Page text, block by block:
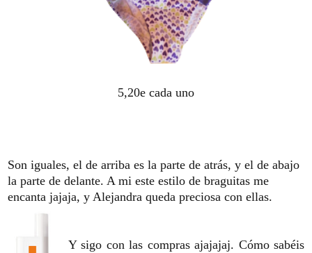
5,20e cada uno
Son iguales, el de arriba es la parte de atrás, y el de abajo
la parte de delante. A mi este estilo de braguitas me
encanta jajaja, y Alejandra queda preciosa con ellas.
Y sigo con las compras ajajajaj. Cómo sabéis